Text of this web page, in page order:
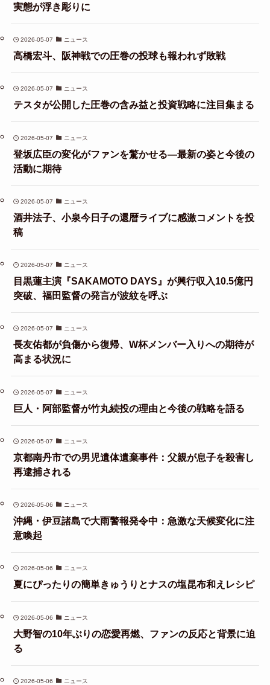
実態が浮き彫りに
2026-05-07 ニュース
高橋宏斗、阪神戦での圧巻の投球も報われず敗戦
2026-05-07 ニュース
テスタが公開した圧巻の含み益と投資戦略に注目集まる
2026-05-07 ニュース
登坂広臣の変化がファンを驚かせる—最新の姿と今後の
活動に期待
2026-05-07 ニュース
酒井法子、小泉今日子の還暦ライブに感激コメントを投
稿
2026-05-07 ニュース
目黒蓮主演『SAKAMOTO DAYS』が興行収入10.5億円
突破、福田監督の発言が波紋を呼ぶ
2026-05-07 ニュース
長友佑都が負傷から復帰、W杯メンバー入りへの期待が
高まる状況に
2026-05-07 ニュース
巨人・阿部監督が竹丸続投の理由と今後の戦略を語る
2026-05-07 ニュース
京都南丹市での男児遺体遺棄事件：父親が息子を殺害し
再逮捕される
2026-05-06 ニュース
沖縄・伊豆諸島で大雨警報発令中：急激な天候変化に注
意喚起
2026-05-06 ニュース
夏にぴったりの簡単きゅうりとナスの塩昆布和えレシピ
2026-05-06 ニュース
大野智の10年ぶりの恋愛再燃、ファンの反応と背景に迫
る
2026-05-06 ニュース